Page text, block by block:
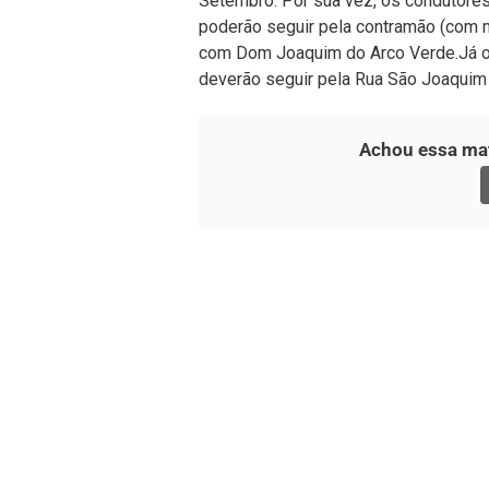
poderão seguir pela contramão (com
com Dom Joaquim do Arco
deverão seguir pela Rua São
Achou essa